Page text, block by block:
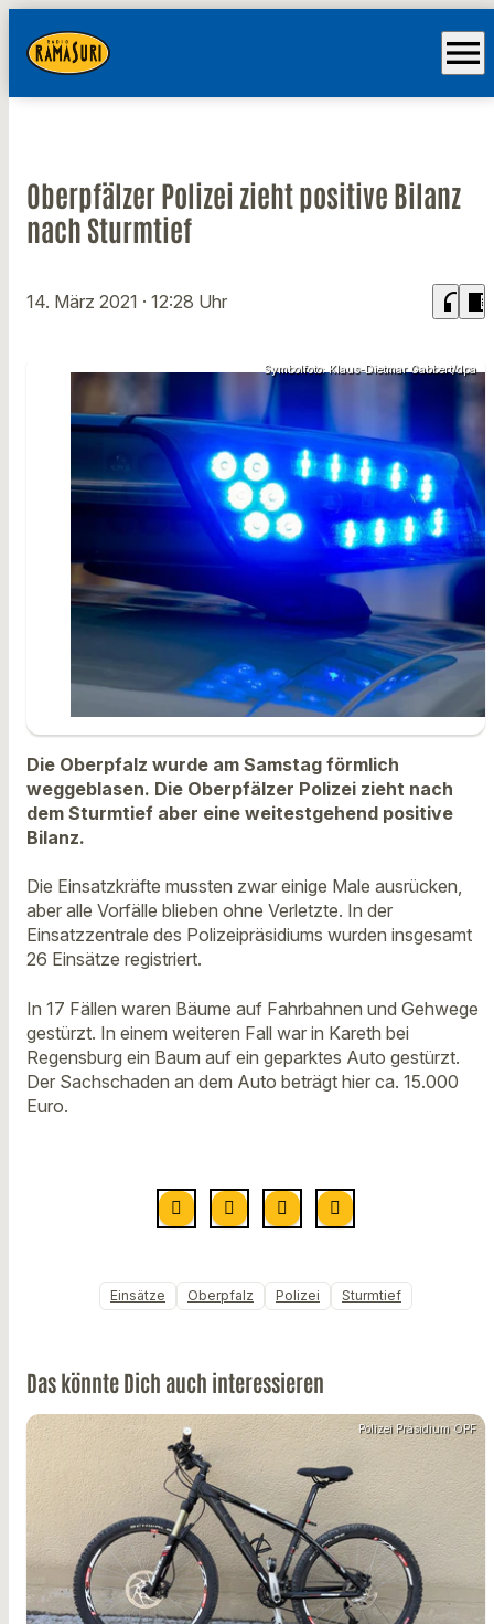
menu
Oberpfälzer Polizei zieht positive Bilanz
nach Sturmtief
14. März 2021 · 12:28 Uhr headphones chrome_reader_mode
Symbolfoto: Klaus-Dietmar Gabbert/dpa
Die Oberpfalz wurde am Samstag förmlich
weggeblasen. Die Oberpfälzer Polizei zieht nach
dem Sturmtief aber eine weitestgehend positive
Bilanz.
Die Einsatzkräfte mussten zwar einige Male ausrücken,
aber alle Vorfälle blieben ohne Verletzte. In der
Einsatzzentrale des Polizeipräsidiums wurden insgesamt
26 Einsätze registriert.
In 17 Fällen waren Bäume auf Fahrbahnen und Gehwege
gestürzt. In einem weiteren Fall war in Kareth bei
Regensburg ein Baum auf ein geparktes Auto gestürzt.
Der Sachschaden an dem Auto beträgt hier ca. 15.000
Euro.
Einsätze Oberpfalz Polizei Sturmtief
Das könnte Dich auch interessieren
Polizei Präsidium OPF